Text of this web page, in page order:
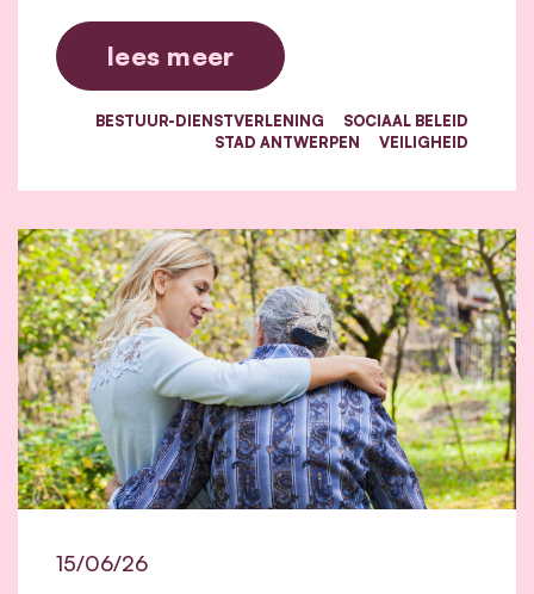
lees meer
BESTUUR-DIENSTVERLENING
SOCIAAL BELEID
STAD ANTWERPEN
VEILIGHEID
15/06/26